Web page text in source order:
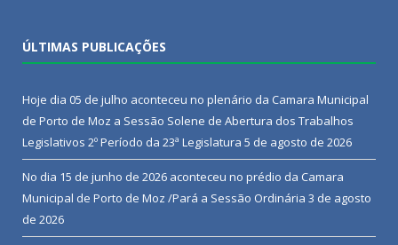
ÚLTIMAS PUBLICAÇÕES
Hoje dia 05 de julho aconteceu no plenário da Camara Municipal
de Porto de Moz a Sessão Solene de Abertura dos Trabalhos
Legislativos 2º Período da 23ª Legislatura 5 de agosto de 2026
No dia 15 de junho de 2026 aconteceu no prédio da Camara
Municipal de Porto de Moz /Pará a Sessão Ordinária 3 de agosto
de 2026